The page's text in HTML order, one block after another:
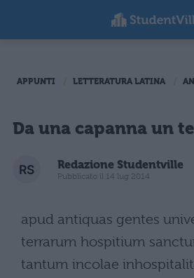
APPUNTI LETTERATURA LATINA
Da una capanna un
Redazione Studentville
Pubblicato il 14 lug 2014
apud antiquas gentes
terrarum hospitium
tantum incolae